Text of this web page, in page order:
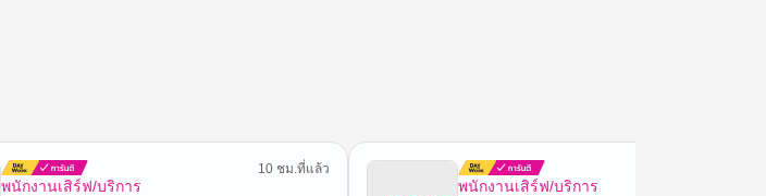
พนักงานเสิร์ฟ/บริการ
10 ชม.ที่แล้ว
พนักงานเสิร์ฟ/บริการ